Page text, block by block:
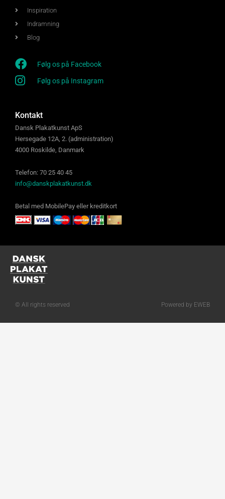
Inspiration
Indramning
Blog
Følg os på Facebook
Følg os på Instagram
Kontakt
Dansk Plakatkunst ApS
Hersegade 12A, 2. (administration)
4000 Roskilde, Danmark
Telefon: 70 25 40 45
info@danskplakatkunst.dk
Betal med MobilePay eller kreditkort
© All rights reserved Powered by EWEB